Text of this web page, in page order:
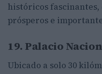
históricos
prósperos e
19. Palacio
Ubicado a solo 30